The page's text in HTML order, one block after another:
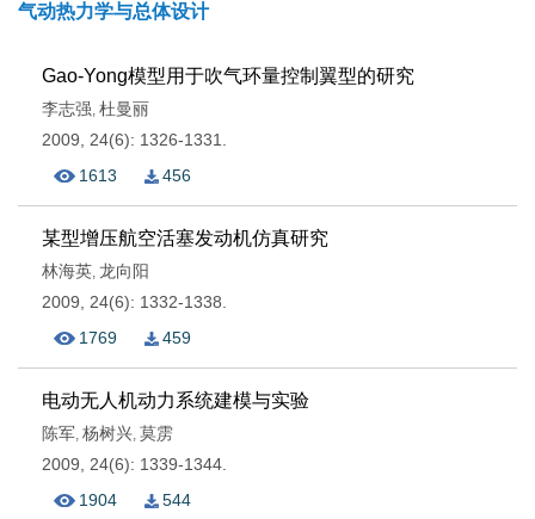
气动热力学与总体设计
Gao-Yong模型用于吹气环量控制翼型的研究
李志强, 杜曼丽
2009, 24(6): 1326-1331.
1613
456
某型增压航空活塞发动机仿真研究
林海英, 龙向阳
2009, 24(6): 1332-1338.
1769
459
电动无人机动力系统建模与实验
陈军, 杨树兴, 莫雳
2009, 24(6): 1339-1344.
1904
544